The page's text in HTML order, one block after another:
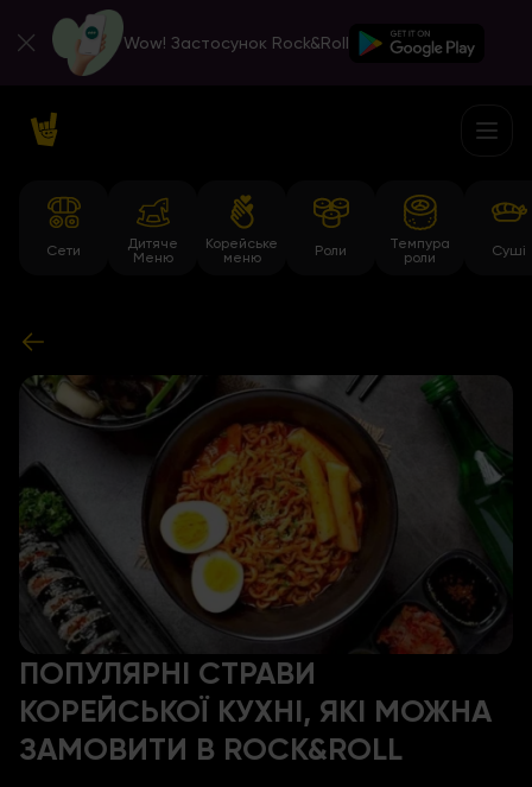
Wow! Застосунок Rock&Roll
Сети
Дитяче
Меню
Корейське
меню
Роли
Темпура
роли
Суші
ПОПУЛЯРНІ СТРАВИ
КОРЕЙСЬКОЇ КУХНІ, ЯКІ МОЖНА
ЗАМОВИТИ В ROCK&ROLL